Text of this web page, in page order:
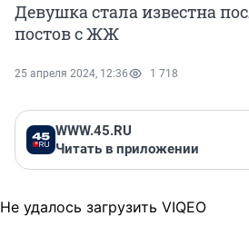
Девушка стала известна
постов с ЖЖ
25 апреля 2024, 12:36 1 718
WWW.45.RU
Читать в приложении
Не удалось загрузить VIQEO